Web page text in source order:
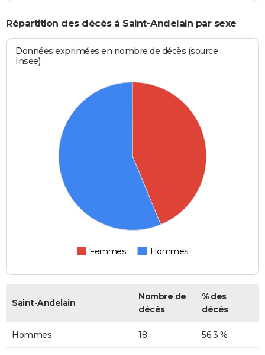
Répartition des décès à Saint-Andelain par sexe
Données exprimées en nombre de décès (source :
Insee)
Femmes Hommes
Saint-Andelain
Nombre de
décès
% des
décès
Hommes 18 56,3 %